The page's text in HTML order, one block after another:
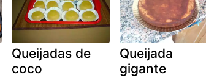
Queijadas de
coco
Queijada
gigante